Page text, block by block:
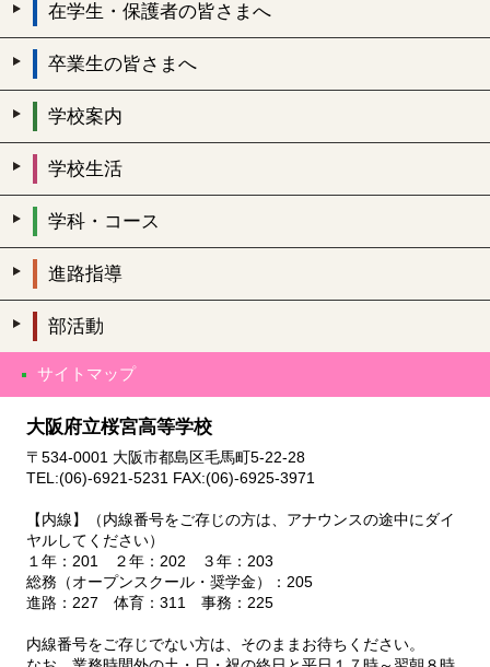
在学生・保護者の皆さまへ
卒業生の皆さまへ
学校案内
学校生活
学科・コース
進路指導
部活動
サイトマップ
大阪府立桜宮高等学校
〒534-0001 大阪市都島区毛馬町5-22-28
TEL:(06)-6921-5231 FAX:(06)-6925-3971
【内線】（内線番号をご存じの方は、アナウンスの途中にダイ
ヤルしてください）
１年：201 ２年：202 ３年：203
総務（オープンスクール・奨学金）：205
進路：227 体育：311 事務：225
内線番号をご存じでない方は、そのままお待ちください。